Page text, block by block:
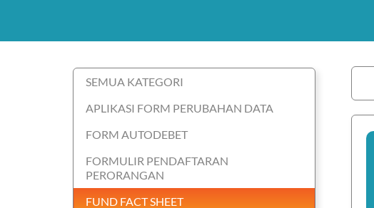
SEMUA KATEGORI
APLIKASI FORM PERUBAHAN DATA
FORM AUTODEBET
FORMULIR PENDAFTARAN
PERORANGAN
FUND FACT SHEET